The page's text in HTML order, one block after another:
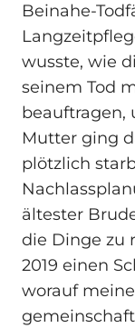
Beinahe-
wusste, wie
seinem Tod
beauftragen,
Mutter ging
plötzlich
ältester
die Dinge zu
2019 einen
worauf